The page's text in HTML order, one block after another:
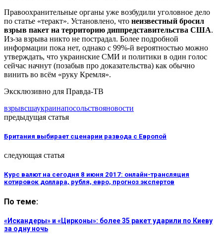
Правоохранительные органы уже возбудили уголовное дело
по статье «теракт». Установлено, что неизвестный бросил
взрыв пакет на территорию диппредставительства США.
Из-за взрыва никто не пострадал. Более подробной
информации пока нет, однако с 99%-й вероятностью можно
утверждать, что украинские СМИ и политики в один голос
сейчас начнут (позабыв про доказательства) как обычно
винить во всём «руку Кремля».
Эксклюзивно для Правда-ТВ
взрывсшаукраинапосольствояновости
предыдущая статья
Британия выбирает сценарии развода с Европой
следующая статья
Курс валют на сегодня 8 июня 2017: онлайн-трансляция
котировок доллара, рубля, евро, прогноз экспертов
По теме:
«Искандеры» и «Цирконы»: более 35 ракет ударили по Киеву
за одну ночь